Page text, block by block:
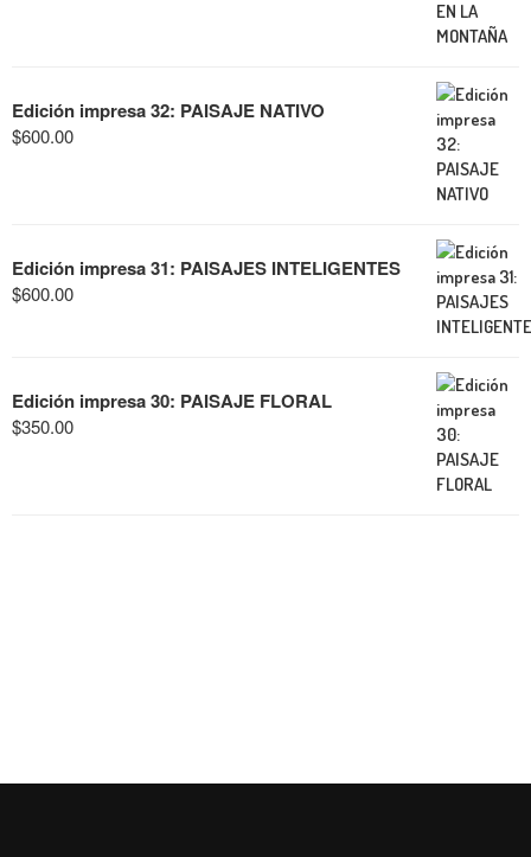
Edición impresa 32: PAISAJE NATIVO
$600.00
Edición impresa 31: PAISAJES INTELIGENTES
$600.00
Edición impresa 30: PAISAJE FLORAL
$350.00